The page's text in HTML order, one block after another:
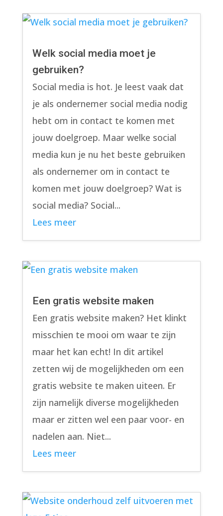
Welk social media moet je
gebruiken?
Social media is hot. Je leest vaak dat
je als ondernemer social media nodig
hebt om in contact te komen met
jouw doelgroep. Maar welke social
media kun je nu het beste gebruiken
als ondernemer om in contact te
komen met jouw doelgroep? Wat is
social media? Social...
Lees meer
Een gratis website maken
Een gratis website maken? Het klinkt
misschien te mooi om waar te zijn
maar het kan echt! In dit artikel
zetten wij de mogelijkheden om een
gratis website te maken uiteen. Er
zijn namelijk diverse mogelijkheden
maar er zitten wel een paar voor- en
nadelen aan. Niet...
Lees meer